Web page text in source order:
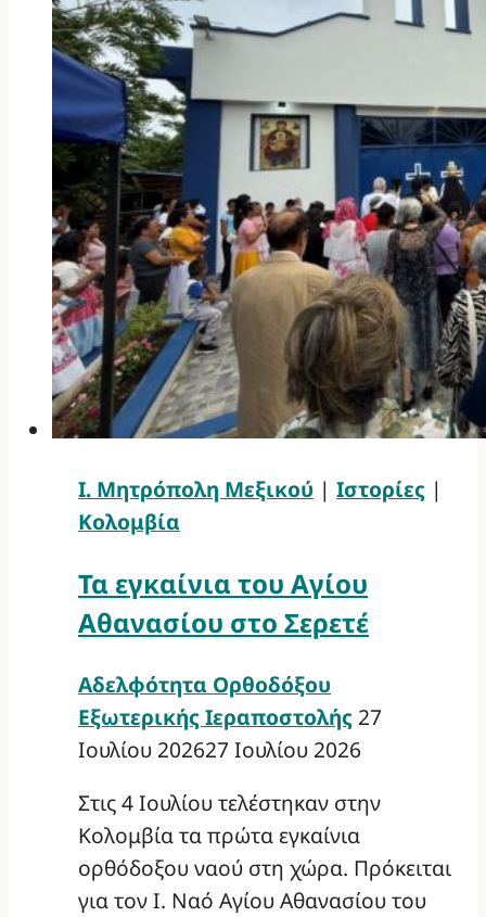
Ι. Μητρόπολη Μεξικού | Ιστορίες |
Κολομβία
Τα εγκαίνια του Αγίου
Αθανασίου στο Σερετέ
Αδελφότητα Ορθοδόξου
Εξωτερικής Ιεραποστολής 27
Ιουλίου 202627 Ιουλίου 2026
Στις 4 Ιουλίου τελέστηκαν στην
Κολομβία τα πρώτα εγκαίνια
ορθόδοξου ναού στη χώρα. Πρόκειται
για τον Ι. Ναό Αγίου Αθανασίου του